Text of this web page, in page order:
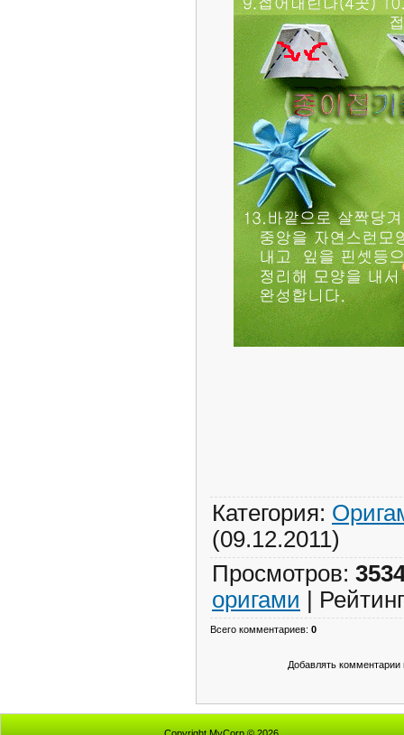
Категория:
(09.12.2011)
Просмотров:
оригами | Рейтинг
Всего комментариев: 0
Добавлять комментарии